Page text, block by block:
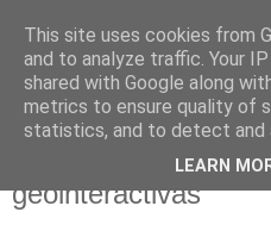
blogOBR
18 mayo 2010
Google Earth y
geointeractivas
This site uses cookies from
and to analyze traffic. Your
shared with Google along
metrics to ensure quality of
statistics, and to detect and
LEARN